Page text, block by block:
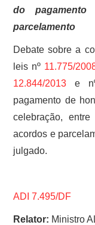
do
parcelamento
Debate sobre a
leis nº 11.775/
12.844/2013 e
pagamento de
celebração,
acordos e
julgado.
ADI 7.495/DF
Relator: Ministro